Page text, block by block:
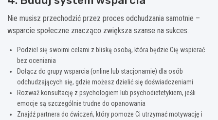
Nie musisz przechodzić przez proces odchudzania samotnie –
wsparcie społeczne znacząco zwiększa szanse na sukces:
Podziel się swoimi celami z bliską osobą, która będzie Cię wspierać
bez oceniania
Dołącz do grupy wsparcia (online lub stacjonarnie) dla osób
odchudzających się, gdzie możesz dzielić się doświadczeniami
Rozważ konsultację z psychologiem lub psychodietetykiem, jeśli
emocje są szczególnie trudne do opanowania
Znajdź partnera do ćwiczeń, który pomoże Ci utrzymać motywację i